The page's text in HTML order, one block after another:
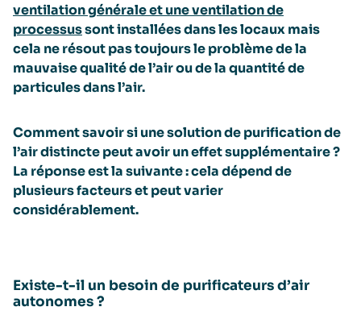
ventilation générale et une ventilation de
processussont installées dans les locaux mais
cela ne résout pas toujours le problème de la
mauvaise qualité de l’air ou de la quantité de
particules dans l’air.
Comment savoir si une solution de purification de
l’air distincte peut avoir un effet supplémentaire ?
La réponse est la suivante : cela dépend de
plusieurs facteurs et peut varier
considérablement.
Existe-t-il un besoin de purificateurs d’air
autonomes ?